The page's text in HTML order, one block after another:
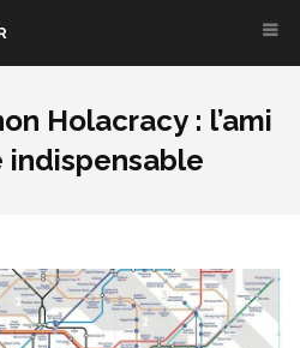
Holacracy : l’ami
indispensable